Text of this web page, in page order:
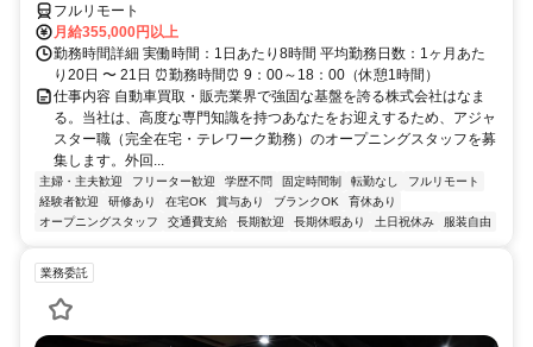
フルリモート
月給355,000円以上
勤務時間詳細 実働時間：1日あたり8時間 平均勤務日数：1ヶ月あた
り20日 〜 21日 ⏰勤務時間⏰ 9：00～18：00（休憩1時間）
仕事内容 自動車買取・販売業界で強固な基盤を誇る株式会社はなま
る。当社は、高度な専門知識を持つあなたをお迎えするため、アジャ
スター職（完全在宅・テレワーク勤務）のオープニングスタッフを募
集します。外回...
主婦・主夫歓迎 フリーター歓迎 学歴不問 固定時間制 転勤なし
フルリモート
経験者歓迎
研修あり 在宅OK 賞与あり ブランクOK
育休あり
オープニングスタッフ
交通費支給 長期歓迎 長期休暇あり 土日祝休み 服装自由
業務委託